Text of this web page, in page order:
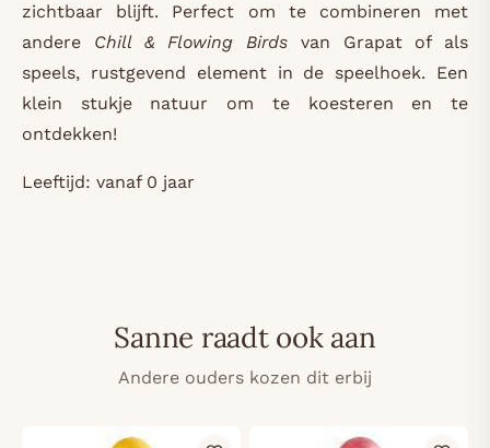
zichtbaar blijft. Perfect om te combineren met
andere Chill & Flowing Birds van Grapat of als
speels, rustgevend element in de speelhoek. Een
klein stukje natuur om te koesteren en te
ontdekken!
Leeftijd: vanaf 0 jaar
Sanne raadt ook aan
Andere ouders kozen dit erbij